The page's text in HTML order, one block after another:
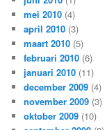
mei 2010 (4)
april 2010 (3)
maart 2010 (5)
februari 2010 (6)
januari 2010 (11)
december 2009 (4)
november 2009 (3)
oktober 2009 (10)